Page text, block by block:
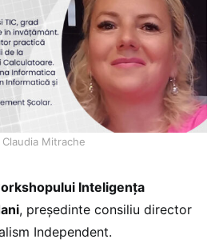
Claudia Mitrache
Inteligența
, președinte consiliu director
Independent.